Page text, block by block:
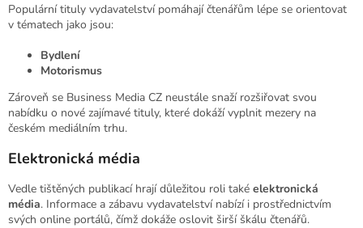
Populární tituly vydavatelství pomáhají čtenářům lépe se orientovat
v tématech jako jsou:
Bydlení
Motorismus
Zároveň se Business Media CZ neustále snaží rozšiřovat svou
nabídku o nové zajímavé tituly, které dokáží vyplnit mezery na
českém mediálním trhu.
Elektronická média
Vedle tištěných publikací hrají důležitou roli také elektronická
média. Informace a zábavu vydavatelství nabízí i prostřednictvím
svých online portálů, čímž dokáže oslovit širší škálu čtenářů.